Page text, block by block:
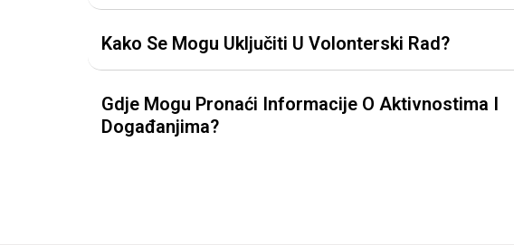
Kako Se Mogu Uključiti U Volonterski Rad?
Gdje Mogu Pronaći Informacije O Aktivnostima I
Događanjima?